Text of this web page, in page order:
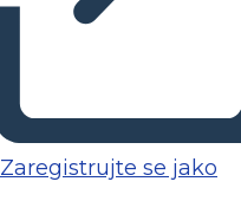
Zaregistrujte se jako